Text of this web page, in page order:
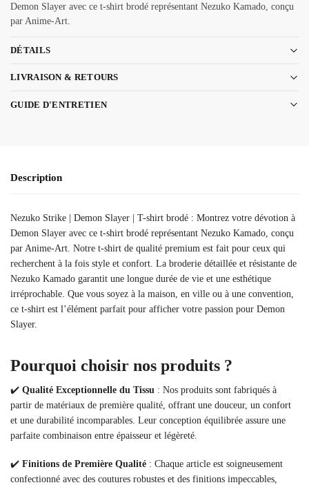
Demon Slayer avec ce t-shirt brodé représentant Nezuko Kamado, conçu
par Anime-Art.
DÉTAILS
LIVRAISON & RETOURS
GUIDE D'ENTRETIEN
Description
Nezuko Strike | Demon Slayer | T-shirt brodé : Montrez votre dévotion à
Demon Slayer avec ce t-shirt brodé représentant Nezuko Kamado, conçu
par Anime-Art. Notre t-shirt de qualité premium est fait pour ceux qui
recherchent à la fois style et confort. La broderie détaillée et résistante de
Nezuko Kamado garantit une longue durée de vie et une esthétique
irréprochable. Que vous soyez à la maison, en ville ou à une convention,
ce t-shirt est l’élément parfait pour afficher votre passion pour Demon
Slayer.
Pourquoi choisir nos produits ?
✔️ Qualité Exceptionnelle du Tissu : Nos produits sont fabriqués à
partir de matériaux de première qualité, offrant une douceur, un confort
et une durabilité incomparables. Leur conception équilibrée assure une
parfaite combinaison entre épaisseur et légèreté.
✔️ Finitions de Première Qualité : Chaque article est soigneusement
confectionné avec des coutures robustes et des finitions impeccables,